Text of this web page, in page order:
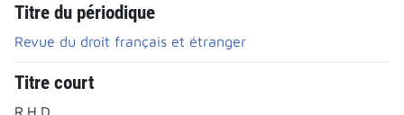
Titre du périodique
Revue du droit français et étranger
Titre court
R.H.D.